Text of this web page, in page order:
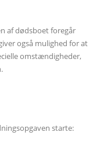
af dødsboet foregår
også mulighed for at
omstændigheder,
starte: